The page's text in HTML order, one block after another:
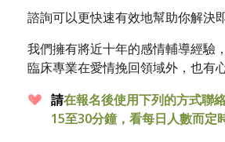
諮詢可以更快速有效地幫助你解決
我們擁有將近十年的感情輔導經驗
臨床專業在愛情挽回領域外，也有
請在報名後使用下列的方式聯
15至30分鐘，看每日人數而定